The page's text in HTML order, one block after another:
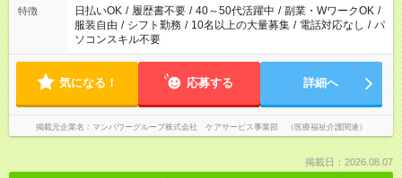
特徴 日払いOK / 履歴書不要 / 40～50代活躍中 / 副業・WワークOK /
服装自由 / シフト勤務 / 10名以上の大量募集 / 電話対応なし / パ
ソコンスキル不要
気になる！ 応募する 詳細へ
掲載元企業名 マンパワーグループ株式会社 ケアサービス事業部 （医療福祉介護関連）
掲載日：2026.08.07